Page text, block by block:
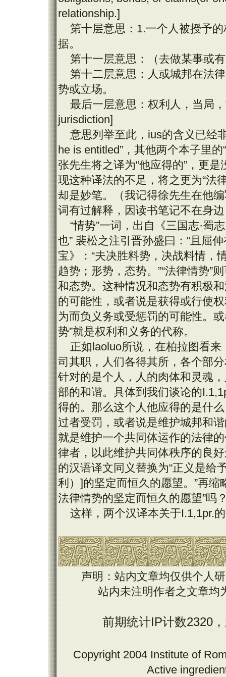
relationship.]
第十层意思： 1.一个人被授予
据。
第十一层意思：（去做某事或
第十二层意思：人或城邦在法
势或立场。
最后一层意思：权利人，当局
jurisdiction]
意思列举至此， ius的含义已经
he is entitled”，其他两个本子里的“
张先生将之译为“他应得的”，更
现这种译法的不足，将之更为“法
却是妙笔。（我记得徐先生在他
词有过解释，因读书笔记不在身
“情势”一词，出自《三国志·蜀
也” 裴松之注引晋孙盛曰：“且屈
宝》：“夫决胜料势，决战料情，
趋势；形势，态势。”“法律情势”
和态势。这种情况和态势有积极
的可能性，或者说是获得或行使
为而负义务或受惩罚的可能性。
势”就是权利和义务的代称。
正如laoluo所说，在柏拉图看
司其职，人们各得其所，各个部
针对的是个人，人的肉体和灵魂
部的和谐。具体到我们谈论的
得的。那么这个人他应得的是什
过者受罚，或者说是维护城邦和
就是维护一个共同体运作的法律
律者，以此维护共同体秩序的良
的汉语译文同义替换为“正义是给
利） ]的坚定而恒久的愿望。”再
法律情势的坚定而恒久的愿望”吗
这样，两个汉译本关于I.1,1pr.
声明：站内文章均仅供个人
站内未注明作者之文章均
前期统计IP计数2320
Copyright 2004 Institute of
Active